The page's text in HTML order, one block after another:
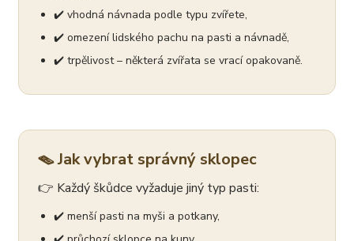
✔️ vhodná návnada podle typu zvířete,
✔️ omezení lidského pachu na pasti a návnadě,
✔️ trpělivost – některá zvířata se vrací opakovaně.
🪤 Jak vybrat správný sklopec
👉 Každý škůdce vyžaduje jiný typ pasti:
✔️ menší pasti na myši a potkany,